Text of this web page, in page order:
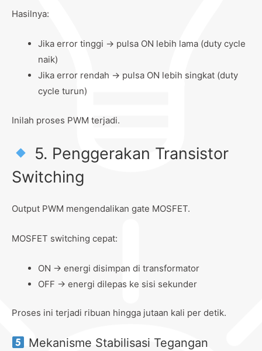
Hasilnya:
Jika error tinggi → pulsa ON lebih lama (duty cycle
naik)
Jika error rendah → pulsa ON lebih singkat (duty
cycle turun)
Inilah proses PWM terjadi.
5. Penggerakan Transistor
Switching
Output PWM mengendalikan gate MOSFET.
MOSFET switching cepat:
ON → energi disimpan di transformator
OFF → energi dilepas ke sisi sekunder
Proses ini terjadi ribuan hingga jutaan kali per detik.
Mekanisme Stabilisasi Tegangan